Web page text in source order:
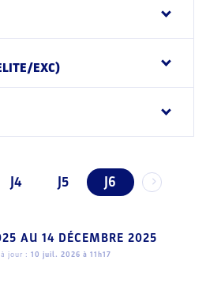
EXC)
J4 J5 J6
AU 14 DÉCEMBRE 2025
jour : 10 juil. 2026 à 11h17